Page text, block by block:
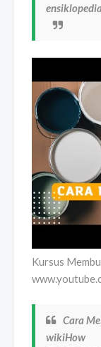
Kursus
Cara
wikiHow